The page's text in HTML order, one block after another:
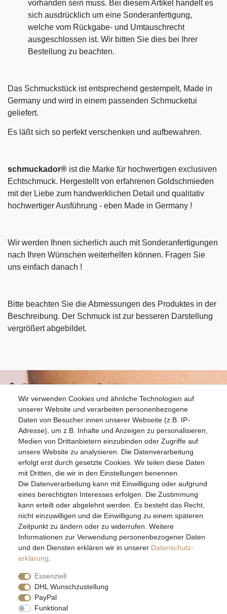
vorhanden sein muss. Bei diesem Artikel handelt es
sich ausdrücklich um eine Sonderanfertigung,
welche vom Rückgabe- und Umtauschrecht
ausgeschlossen ist. Wir bitten Sie dies bei Ihrer
Bestellung zu beachten.
Das Schmuckstück ist entsprechend gestempelt, Made in
Germany und wird in einem passenden Schmucketui
geliefert.
Es läßt sich so perfekt verschenken und aufbewahren.
schmuckador® ist die Marke für hochwertigen exclusiven
Echtschmuck. Hergestellt von erfahrenen Goldschmieden
mit der Liebe zum handwerklichen Detail und qualitativ
hochwertiger Ausführung - eben Made in Germany !
Wir werden Ihnen sicherlich auch mit Sonderanfertigungen
nach Ihren Wünschen weiterhelfen können. Fragen Sie
uns einfach danach !
Bitte beachten Sie die Abmessungen des Produktes in der
Beschreibung. Der Schmuck ist zur besseren Darstellung
vergrößert abgebildet.
Wir verwenden Cookies und ähnliche Technologien auf
unserer Website und verarbeiten personenbezogene
Daten von Besucher:innen unserer Webseite (z.B. IP-
Adresse), um z.B. Inhalte und Anzeigen zu personalisieren,
Medien von Drittanbietern einzubinden oder Zugriffe auf
unsere Website zu analysieren. Die Datenverarbeitung
erfolgt erst durch gesetzte Cookies. Wir teilen diese Daten
mit Dritten, die wir in den Einstellungen benennen.
Die Datenverarbeitung kann mit Einwilligung oder aufgrund
eines berechtigten Interesses erfolgen. Die Zustimmung
kann erteilt oder abgelehnt werden. Es besteht das Recht,
nicht einzuwilligen und die Einwilligung zu einem späteren
Zeitpunkt zu ändern oder zu widerrufen. Weitere
Informationen zur Verwendung personenbezogener Daten
und den Diensten erklären wir in unserer Daten­schutz­
erklärung
Essenziell
DHL Wunschzustellung
PayPal
Funktional
S.W.w. Schmuckwaren GmbH
07051-9608828
info@schmuckador.de
Montag bis Freitag 8.30 – 12.00 Uhr und 13.30 bis 17.30 Uhr
Widerrufs­recht Widerrufs­formular Impressum
Daten­schutz­erklärung AGB
E-MAIL **
Hiermit bestätige ich, dass ich die